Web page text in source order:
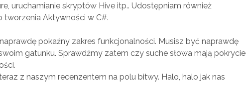
uruchamianie skryptów Hive itp.. Udostępniam również
tworzenia Aktywności w C#.
pokaźny zakres funkcjonalności. Musisz być naprawdę
gatunku. Sprawdźmy zatem czy suche słowa mają pokrycie
z naszym recenzentem na polu bitwy. Halo, halo jak nas